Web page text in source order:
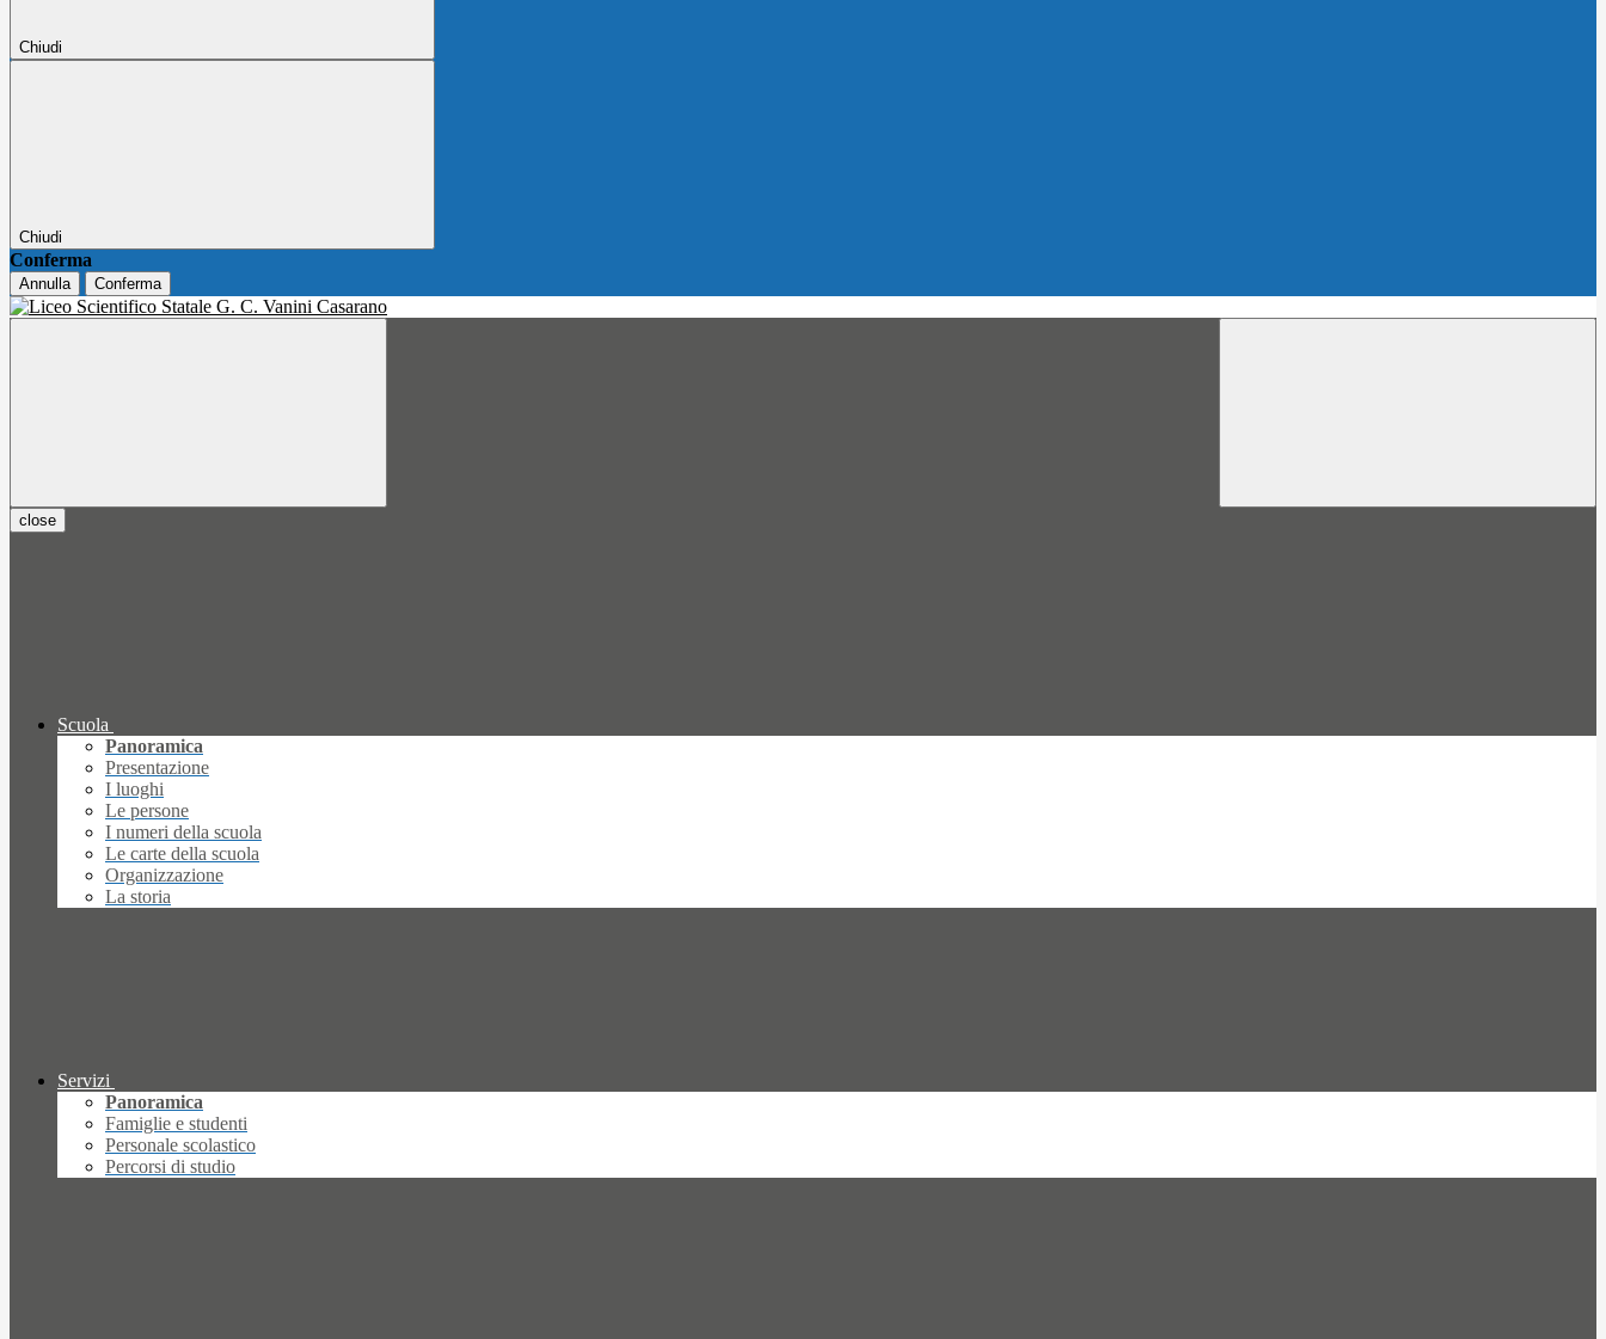
Chiudi
Chiudi
Conferma
Annulla Conferma
close
Scuola
Panoramica
Presentazione
I luoghi
Le persone
I numeri della scuola
Le carte della scuola
Organizzazione
La storia
Servizi
Panoramica
Famiglie e studenti
Personale scolastico
Percorsi di studio